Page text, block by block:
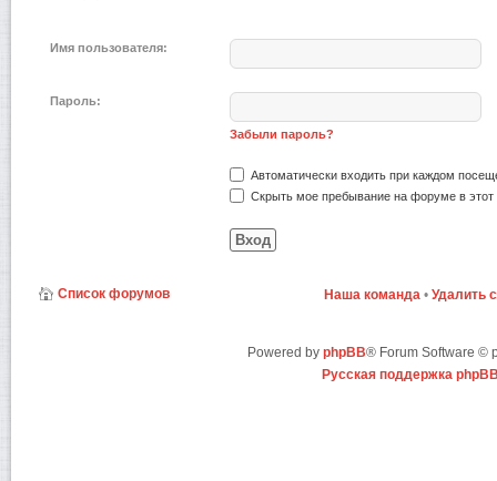
Имя пользователя:
Пароль:
Забыли пароль?
Автоматически входить при каждом
Скрыть мое пребывание на форуме в этот
Список форумов Наша команда • Удалить
Powered by phpBB® Forum Software ©
Русская поддержка